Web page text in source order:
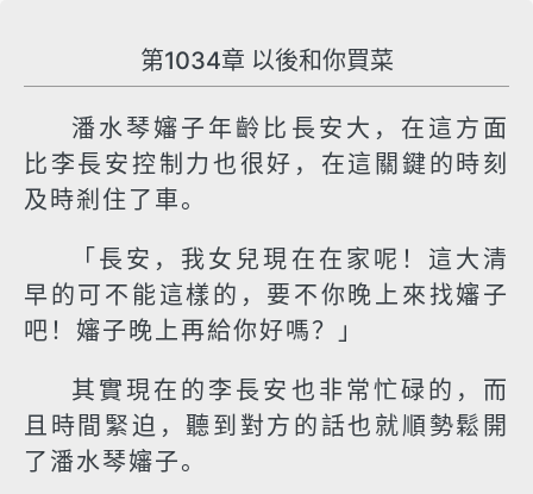
第1034章 以後和你買菜
潘水琴嬸子年齡比長安大，在這方面
比李長安控制力也很好，在這關鍵的時刻
及時剎住了車。
「長安，我女兒現在在家呢！這大清
早的可不能這樣的，要不你晚上來找嬸子
吧！嬸子晚上再給你好嗎？」
其實現在的李長安也非常忙碌的，而
且時間緊迫，聽到對方的話也就順勢鬆開
了潘水琴嬸子。